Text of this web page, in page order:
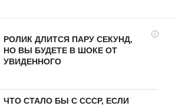
i
РОЛИК ДЛИТСЯ ПАРУ СЕКУНД,
НО ВЫ БУДЕТЕ В ШОКЕ ОТ
УВИДЕННОГО
ЧТО СТАЛО БЫ С СССР, ЕСЛИ